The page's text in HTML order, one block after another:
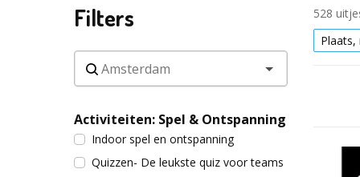
Filters
Activiteiten: Spel & Ontspanning
Indoor spel en ontspanning
Quizzen- De leukste quiz voor teams
528